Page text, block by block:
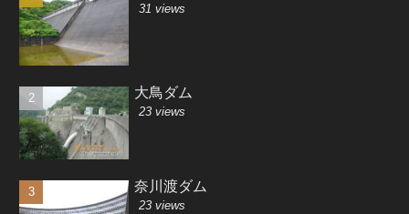
31 views
大鳥ダム
23 views
奈川渡ダム
23 views